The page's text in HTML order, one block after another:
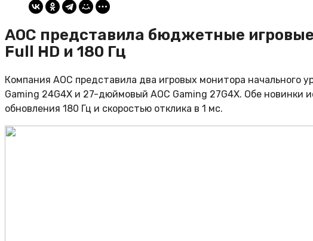
AOC представила бюджетные
Full HD и 180 Гц
Компания AOC представила два игровых монитора начального
Gaming 24G4X и 27-дюймовый AOC Gaming 27G4X. Обе новинки
обновления 180 Гц и скоростью отклика в 1 мс.